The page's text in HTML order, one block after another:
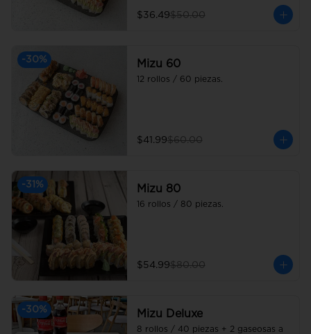
$36.49$50.00
-30% Mizu 60
12 rollos / 60 piezas.
$41.99$60.00
-31 % Mizu 80
16 rollos / 80 piezas.
$54.99$80.00
-30% Mizu Deluxe
8 rollos / 40 piezas + 2 gaseosas a